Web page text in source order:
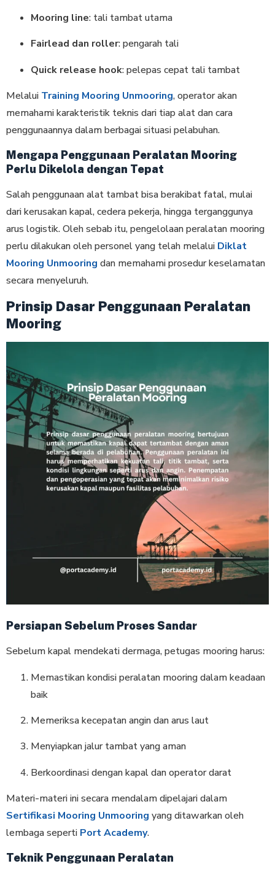
Mooring line: tali tambat utama
Fairlead dan roller: pengarah tali
Quick release hook: pelepas cepat tali tambat
Melalui Training Mooring Unmooring, operator akan
memahami karakteristik teknis dari tiap alat dan cara
penggunaannya dalam berbagai situasi pelabuhan.
Mengapa Penggunaan Peralatan Mooring
Perlu Dikelola dengan Tepat
Salah penggunaan alat tambat bisa berakibat fatal, mulai
dari kerusakan kapal, cedera pekerja, hingga terganggunya
arus logistik. Oleh sebab itu, pengelolaan peralatan mooring
perlu dilakukan oleh personel yang telah melalui Diklat
Mooring Unmooring dan memahami prosedur keselamatan
secara menyeluruh.
Prinsip Dasar Penggunaan Peralatan
Mooring
Persiapan Sebelum Proses Sandar
Sebelum kapal mendekati dermaga, petugas mooring harus:
Memastikan kondisi peralatan mooring dalam keadaan
baik
Memeriksa kecepatan angin dan arus laut
Menyiapkan jalur tambat yang aman
Berkoordinasi dengan kapal dan operator darat
Materi-materi ini secara mendalam dipelajari dalam
Sertifikasi Mooring Unmooring yang ditawarkan oleh
lembaga seperti Port Academy.
Teknik Penggunaan Peralatan